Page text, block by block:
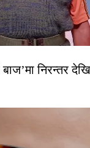
निरन्तर